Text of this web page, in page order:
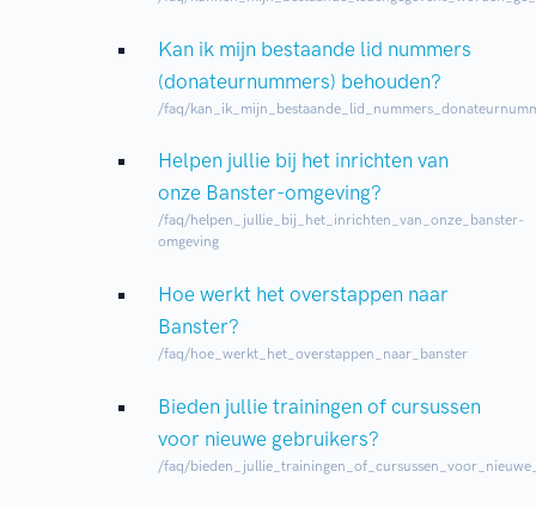
Kan ik mijn bestaande lid nummers
(donateurnummers) behouden?
/faq/
Helpen jullie bij het inrichten van
onze Banster-omgeving?
/faq/helpen_jullie_bij_het_inrichten_van_onze_banster-
omgeving
Hoe werkt het overstappen naar
Banster?
/faq/hoe_werkt_het_overstappen_naar_banster
Bieden jullie trainingen of cursussen
voor nieuwe gebruikers?
/faq/